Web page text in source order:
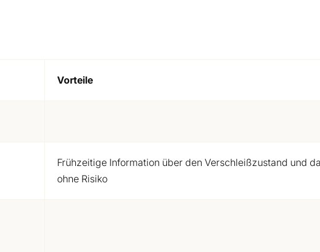
Vorteile
Frühzeitige Information über den Verschleißzustand und
ohne Risiko